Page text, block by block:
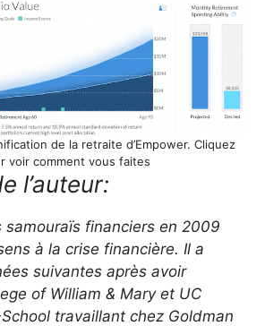
de la retraite d’Empower. Cliquez
voir comment vous faites
l’auteur:
samouraïs financiers en 2009
à la crise financière. Il a
suivantes après avoir
of William & Mary et UC
travaillant chez Goldman